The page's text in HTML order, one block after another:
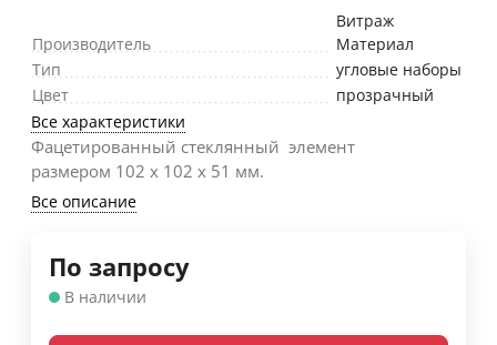
Производитель
Витраж
Материал
Тип
угловые наборы
Цвет
прозрачный
Все характеристики
Фацетированный стеклянный элемент
размером 102 х 102 х 51 мм.
Все описание
По запросу
В наличии